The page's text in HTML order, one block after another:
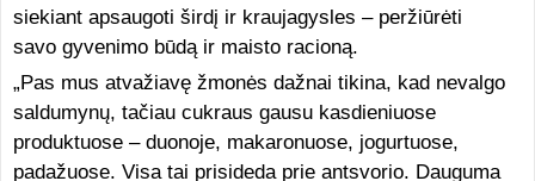
siekiant apsaugoti širdį ir kraujagysles – peržiūrėti
savo gyvenimo būdą ir maisto racioną.
„Pas mus atvažiavę žmonės dažnai tikina, kad nevalgo
saldumynų, tačiau cukraus gausu kasdieniuose
produktuose – duonoje, makaronuose, jogurtuose,
padažuose. Visa tai prisideda prie antsvorio. Dauguma